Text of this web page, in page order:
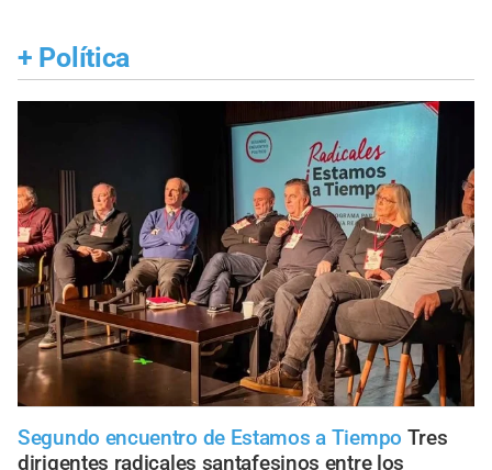
+ Política
Segundo encuentro de Estamos a Tiempo Tres
dirigentes radicales santafesinos entre los